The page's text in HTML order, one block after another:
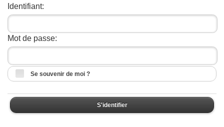
Identifiant:
Mot de passe:
Se souvenir de moi ?
S'identifier